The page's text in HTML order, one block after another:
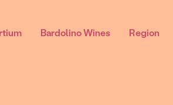
Bardolino Wines Region